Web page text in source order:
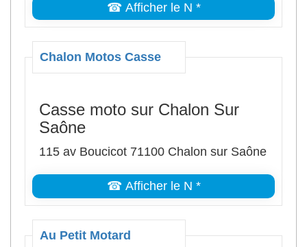
☎ Afficher le N *
Chalon Motos Casse
Casse moto sur Chalon Sur
Saône
115 av Boucicot 71100 Chalon sur Saône
☎ Afficher le N *
Au Petit Motard